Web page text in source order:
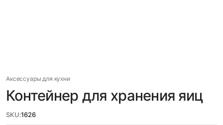
Аксессуары для кухни
Контейнер для хранения яиц
SKU:1626